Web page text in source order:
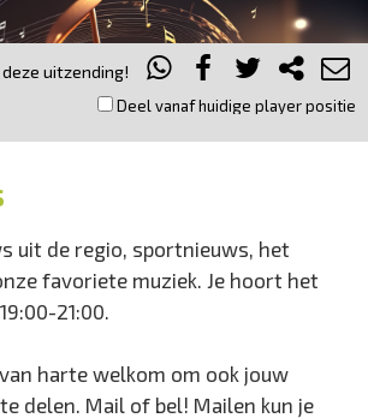
deze uitzending!
Deel vanaf huidige player positie
uit de regio, sportnieuws, het
favoriete muziek. Je hoort het
21:00.
harte welkom om ook jouw
delen. Mail of bel! Mailen kun je